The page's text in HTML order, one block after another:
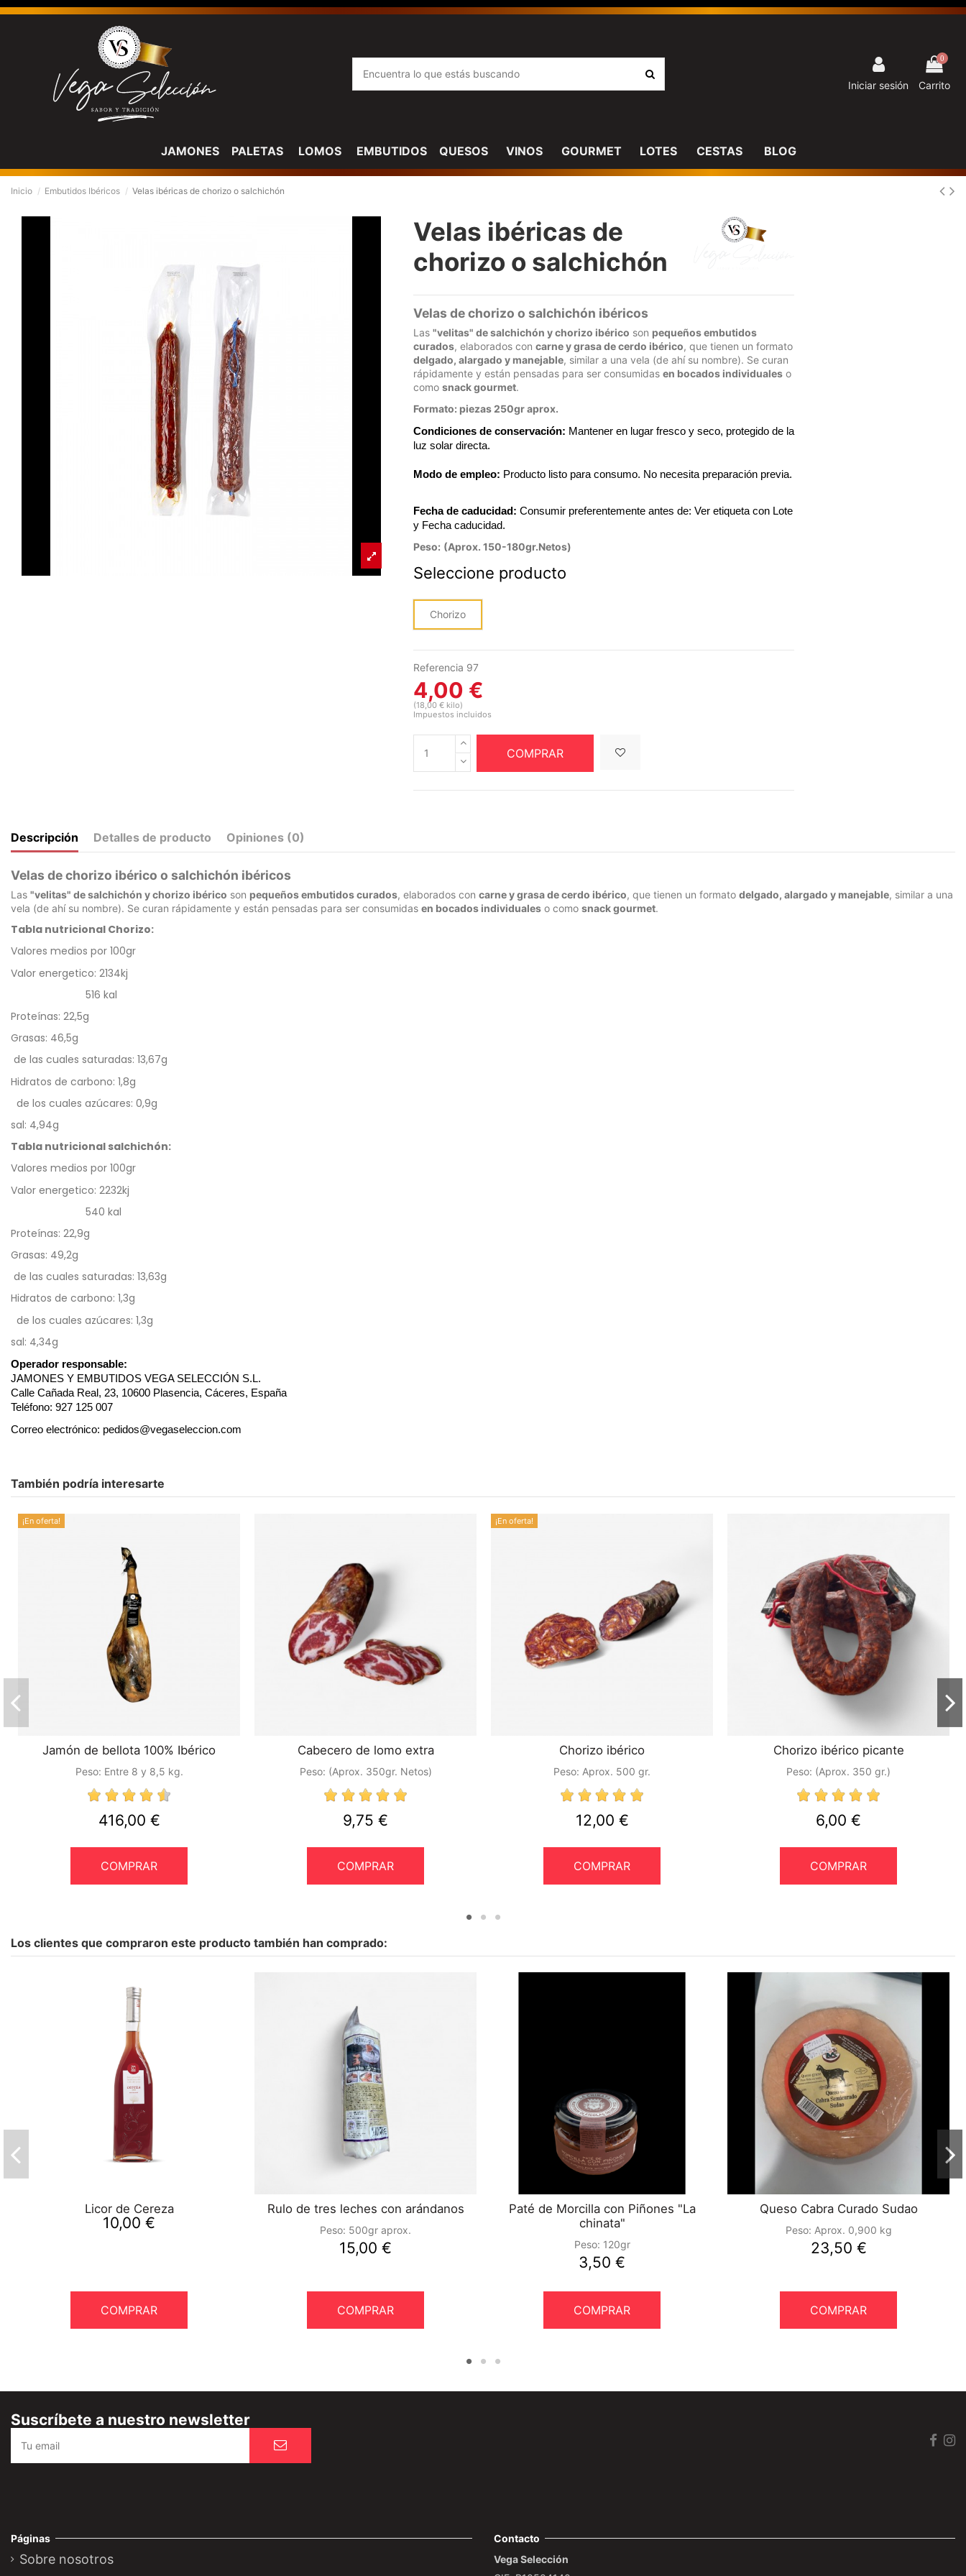
Iniciar sesión
0
Carrito
JAMONES PALETAS LOMOS EMBUTIDOS QUESOS VINOS GOURMET LOTES CESTAS BLOG
Inicio Embutidos Ibéricos Velas ibéricas de chorizo o salchichón
Velas ibéricas de
chorizo o salchichón
Velas de chorizo o salchichón ibéricos
Las "velitas" de salchichón y chorizo ibérico son pequeños embutidos
curados, elaborados con carne y grasa de cerdo ibérico, que tienen un formato
delgado, alargado y manejable, similar a una vela (de ahí su nombre). Se curan
rápidamente y están pensadas para ser consumidas en bocados individuales o
como snack gourmet.
Formato: piezas 250gr aprox.
Condiciones de conservación: Mantener en lugar fresco y seco, protegido de la
luz solar directa.
Modo de empleo: Producto listo para consumo. No necesita preparación previa.
Fecha de caducidad: Consumir preferentemente antes de: Ver etiqueta con Lote
y Fecha caducidad.
Peso: (Aprox. 150-180gr.Netos)
Seleccione producto
Chorizo
Referencia 97
4,00 €
(18,00 € kilo)
Impuestos incluidos
COMPRAR
Descripción Detalles de producto Opiniones (0)
Velas de chorizo ibérico o salchichón ibéricos
Las "velitas" de salchichón y chorizo ibérico son pequeños embutidos curados, elaborados con carne y grasa de cerdo ibérico, que tienen un formato delgado, alargado y manejable, similar a una
vela (de ahí su nombre). Se curan rápidamente y están pensadas para ser consumidas en bocados individuales o como snack gourmet.
Tabla nutricional Chorizo:
Valores medios por 100gr
Valor energetico: 2134kj
516 kal
Proteínas: 22,5g
Grasas: 46,5g
de las cuales saturadas: 13,67g
Hidratos de carbono: 1,8g
de los cuales azúcares: 0,9g
sal: 4,94g
Tabla nutricional salchichón:
Valores medios por 100gr
Valor energetico: 2232kj
540 kal
Proteínas: 22,9g
Grasas: 49,2g
de las cuales saturadas: 13,63g
Hidratos de carbono: 1,3g
de los cuales azúcares: 1,3g
sal: 4,34g
Operador responsable:
JAMONES Y EMBUTIDOS VEGA SELECCIÓN S.L.
Calle Cañada Real, 23, 10600 Plasencia, Cáceres, España
Teléfono: 927 125 007
Correo electrónico: pedidos@vegaseleccion.com
Ingredientes
emulgente (E-450 a, b, c) conservador y colorante. Contiene alérgenos derivados de la lactosa
También podría interesarte
¡En oferta!
Jamón de bellota 100% Ibérico
Peso: Entre 8 y 8,5 kg.
416,00 €
COMPRAR
Cabecero de lomo extra
Peso: (Aprox. 350gr. Netos)
9,75 €
COMPRAR
¡En oferta!
Chorizo ibérico
Peso: Aprox. 500 gr.
12,00 €
COMPRAR
Chorizo ibérico picante
Peso: (Aprox. 350 gr.)
6,00 €
COMPRAR
Los clientes que compraron este producto también han comprado:
Licor de Cereza
10,00 €
COMPRAR
Rulo de tres leches con arándanos
Peso: 500gr aprox.
15,00 €
COMPRAR
Paté de Morcilla con Piñones "La
chinata"
Peso: 120gr
3,50 €
COMPRAR
Queso Cabra Curado Sudao
Peso: Aprox. 0,900 kg
23,50 €
COMPRAR
Suscríbete a nuestro newsletter
Páginas
Sobre nosotros
Contacto
Vega Selección